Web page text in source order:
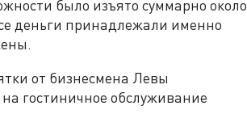
было изъято суммарно около
деньги принадлежали именно
от бизнесмена Левы
гостиничное обслуживание